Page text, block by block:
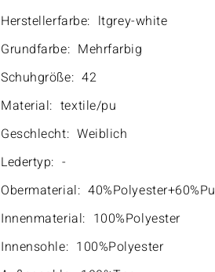
Herstellerfarbe: ltgrey-white
Grundfarbe: Mehrfarbig
Schuhgröße: 42
Material: textile/pu
Geschlecht: Weiblich
Ledertyp: -
Obermaterial: 40%Polyester+60%Pu
Innenmaterial: 100%Polyester
Innensohle: 100%Polyester